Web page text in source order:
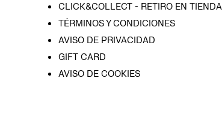
CLICK&COLLECT - RETIRO EN TIENDA
TÉRMINOS Y CONDICIONES
AVISO DE PRIVACIDAD
GIFT CARD
AVISO DE COOKIES